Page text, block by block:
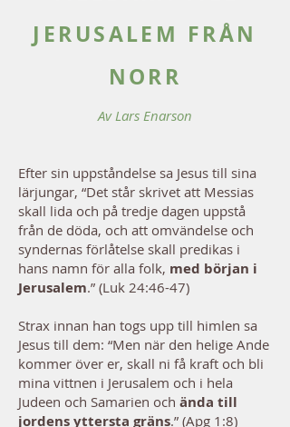
JERUSALEM FRÅN
NORR
Av Lars Enarson
Efter sin uppståndelse sa Jesus till sina
lärjungar, “Det står skrivet att Messias
skall lida och på tredje dagen uppstå
från de döda, och att omvändelse och
syndernas förlåtelse skall predikas i
hans namn för alla folk, med början i
Jerusalem.” (Luk 24:46-47)
Strax innan han togs upp till himlen sa
Jesus till dem: “Men när den helige Ande
kommer över er, skall ni få kraft och bli
mina vittnen i Jerusalem och i hela
Judeen och Samarien och ända till
jordens yttersta gräns.” (Apg 1:8)